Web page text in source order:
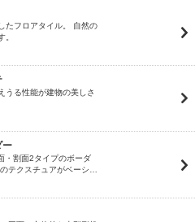
たフロアタイル。 自然の
。
うる性能が建物の美しさ
ー
・割面2タイプのボーダ
テクスチュアがベーシ…